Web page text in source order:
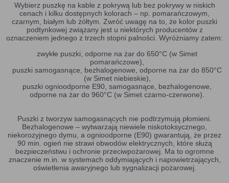
Wybierz puszkę na kable z pokrywą lub bez pokrywy w niskich
cenach i kilku dostępnych kolorach – np. pomarańczowym,
czarnym, białym lub żółtym. Zwróć uwagę na to, że kolor puszki
podtynkowej związany jest u niektórych producentów z
oznaczeniem jednego z trzech stopni palności. Wyróżniamy zatem:
zwykłe puszki, odporne na żar do 650°C (w Simet
pomarańczowe),
puszki samogasnące, bezhalogenowe, odporne na żar do 850°C
(w Simet niebieskie),
puszki ognioodporne E90, samogasnące, bezhalogenowe,
odporne na żar do 960°C (w Simet czarno-czerwone).
Puszki z tworzyw samogasnących nie podtrzymują płomieni.
Bezhalogenowe – wytwarzają niewiele niskotoksycznego,
niekorozyjnego dymu, a ognioodporne (E90) gwarantują, że przez
90 min. ogień nie strawi obwodów elektrycznych, które służą
bezpieczeństwu i ochronie przeciwpożarowej. Ma to ogromne
znaczenie m.in. w systemach oddymiających i napowietrzających,
oświetlenia awaryjnego lub sygnalizacji pożarowej.